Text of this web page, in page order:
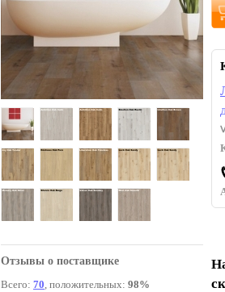
Отзывы о поставщике
Всего: 70, положительных: 98%